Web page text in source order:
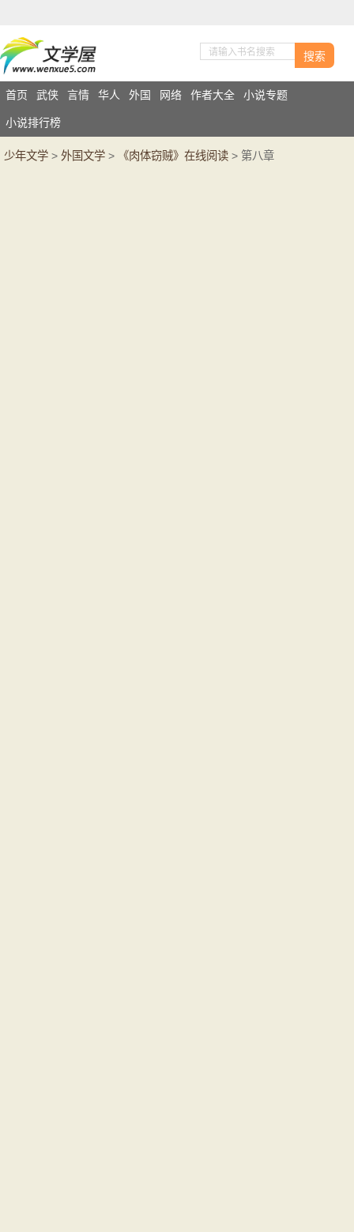
搜索
首页 武侠 言情 华人 外国 网络 作者大全 小说专题
小说排行榜
少年文学 > 外国文学 > 《肉体窃贼》在线阅读 > 第八章